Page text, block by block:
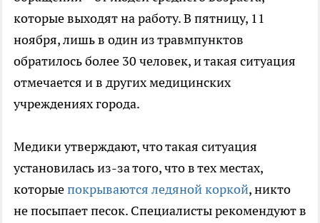
которые выходят на работу. В пятницу, 11
ноября, лишь в один из травмпунктов
обратилось более 30 человек, и такая ситуация
отмечается и в других медицинских
учреждениях города.
Медики утверждают, что такая ситуация
установилась из-за того, что в тех местах,
которыепокрываются ледяной коркой, никто
не посыпает песок. Специалисты рекомендуют в